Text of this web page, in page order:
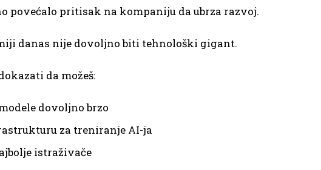
povećalo pritisak na kompaniju da ubrza razvoj.
danas nije dovoljno biti tehnološki gigant.
da možeš:
dovoljno brzo
za treniranje AI-ja
istraživače